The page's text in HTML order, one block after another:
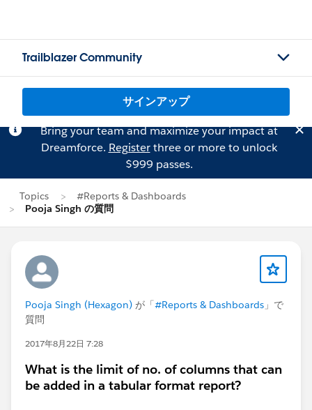
Trailblazer Community
サインアップ
Bring your team and maximize your impact at
Dreamforce. Registerthree or more to unlock
$999 passes.
Topics
#Reports & Dashboards
Pooja Singh の質問
Pooja Singh (Hexagon) が「#Reports & Dashboards 」で
質問
2017年8月22日 7:28
What is the limit of no. of columns that can
be added in a tabular format report?